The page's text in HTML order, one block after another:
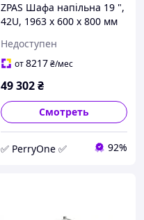
ZPAS Шафа напільна 19 ",
42U, 1963 х 600 х 800 мм
металева, перфорована
(просвіт PER
Недоступен
от8217₴/мес
49 302₴
Смотреть
✅ PerryOne ✅ 92%